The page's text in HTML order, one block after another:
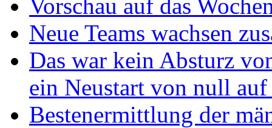
Vorschau auf das
Neue Teams wachsen
Das war kein Absturz
ein Neustart von null auf
Bestenermittlung der